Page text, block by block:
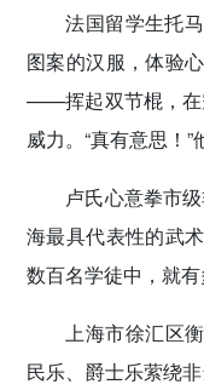
法国留学生托马
图案的汉服，体验
——挥起双节棍，在
威力。“真有意思！”
卢氏心意拳市级
海最具代表性的武
数百名学徒中，就有
上海市徐汇区衡
民乐、爵士乐萦绕